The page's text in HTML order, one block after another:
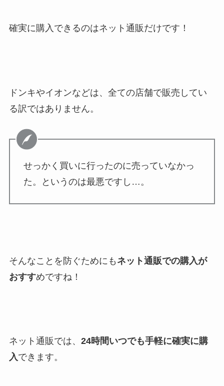
確実に購入できるのはネット通販だけです！
ドンキやイオンなどは、全ての店舗で販売してい
る訳ではありません。
せっかく買いに行ったのに売っていなかっ
た。というのは最悪ですし…。
そんなことを防ぐためにも ネット通販での購入が
おすすめですね！
ネット通販では、 24時間いつでも手軽に確実に購
入できます。